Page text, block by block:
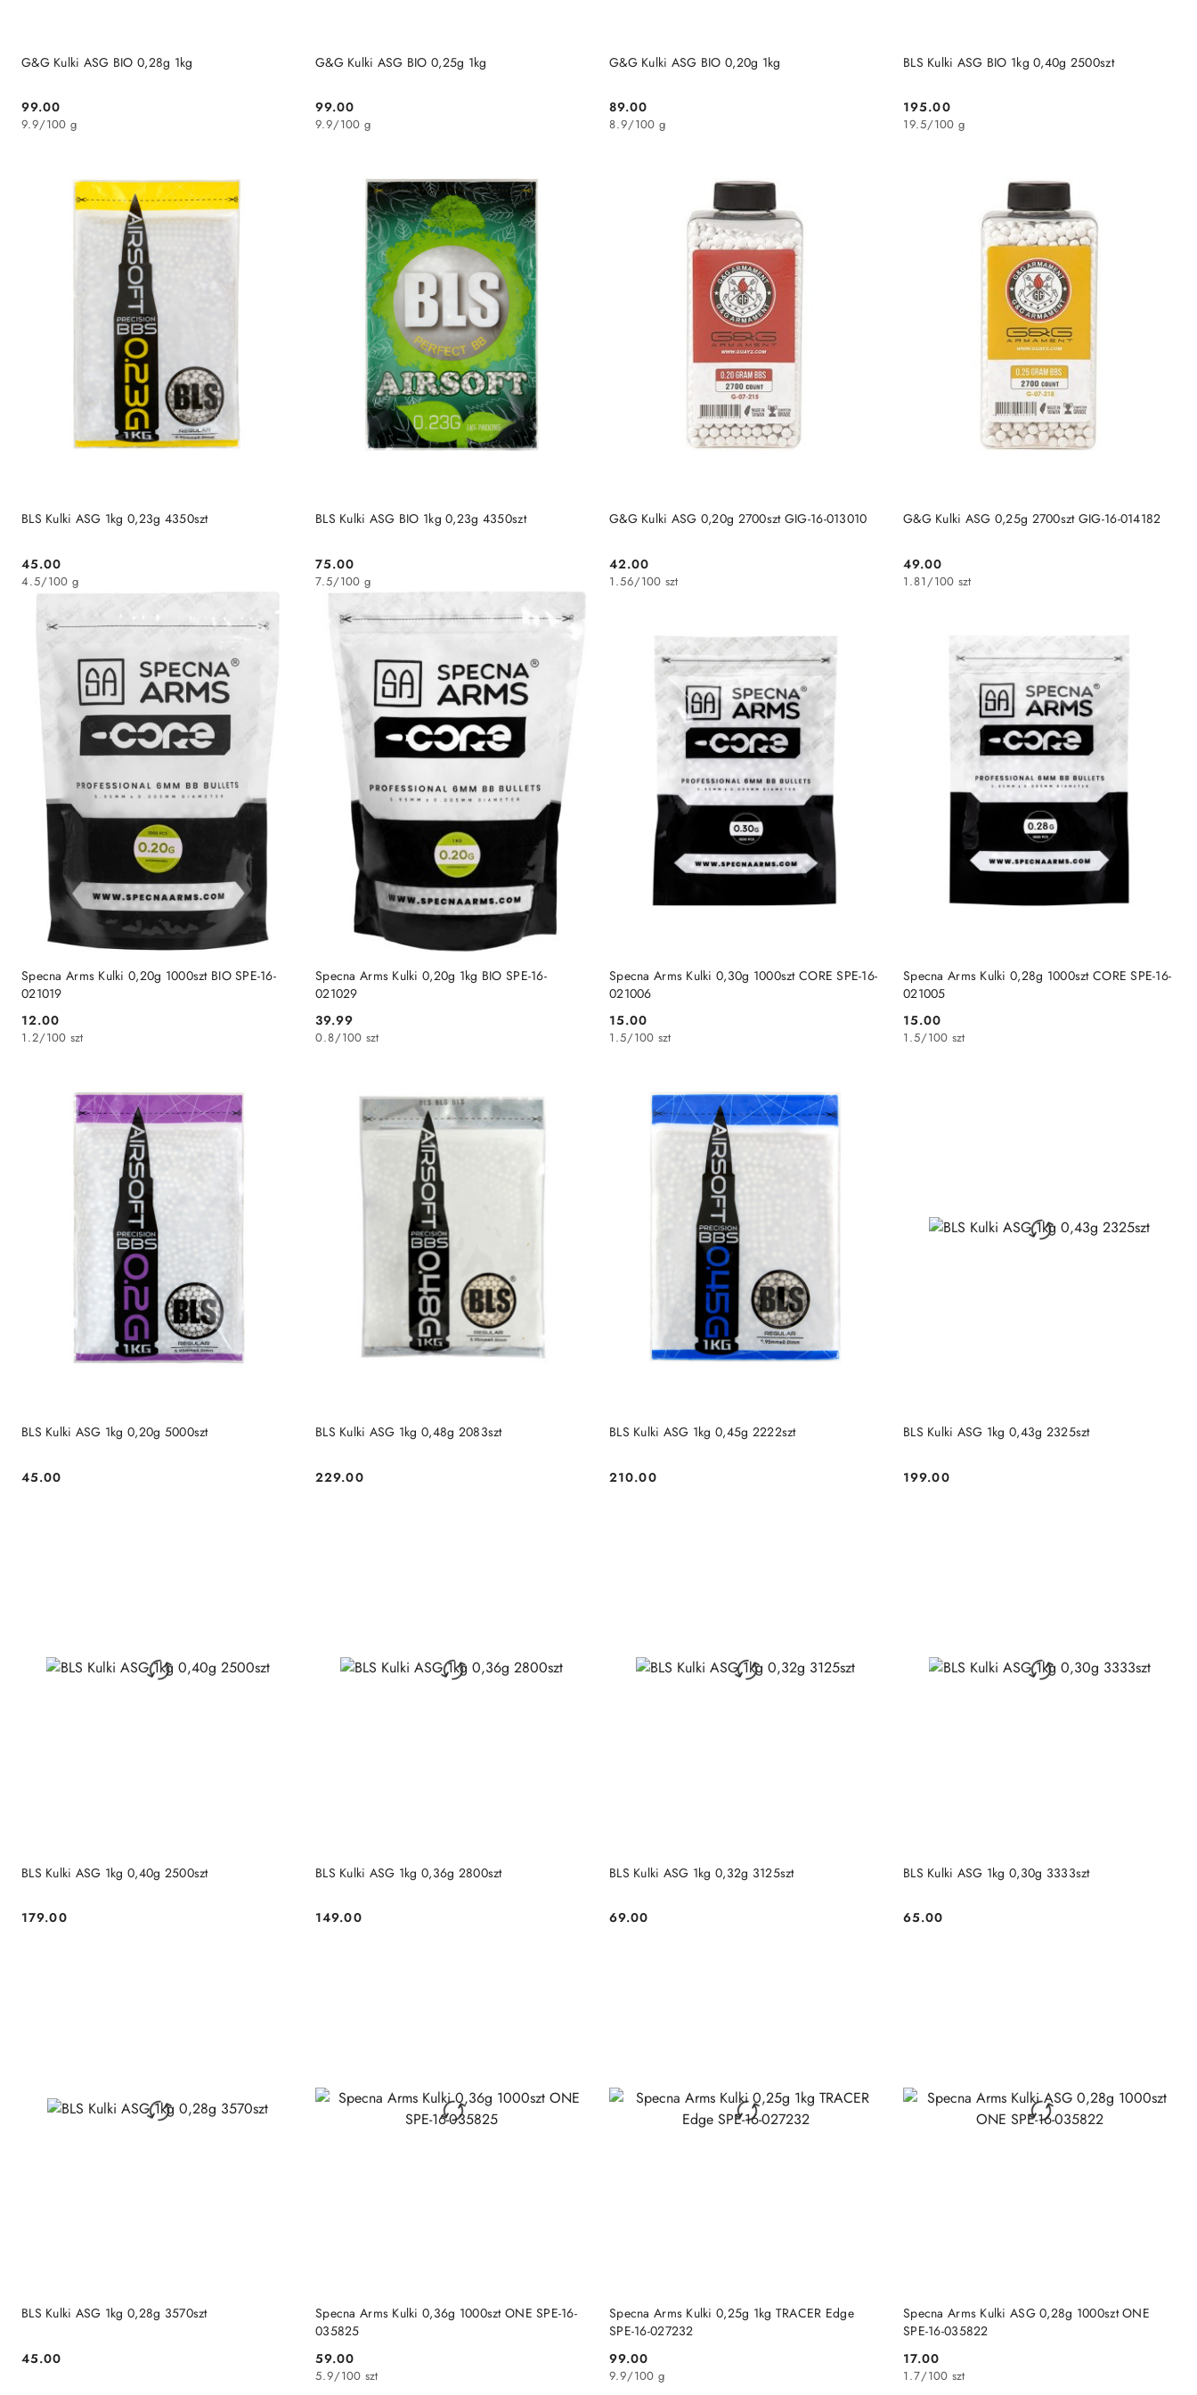
G&G Kulki ASG BIO 0,28g 1kg
Cena:
99.00
9.9/100 g
DO KOSZYKA G&G Kulki ASG BIO 0,25g 1kg
Cena:
99.00
9.9/100 g
DO KOSZYKA G&G Kulki ASG BIO 0,20g 1kg
Cena:
89.00
8.9/100 g
DO KOSZYKA BLS Kulki ASG BIO 1kg 0,40g 2500szt
Cena:
195.00
19.5/100 g
DO KOSZYKA
BLS Kulki ASG 1kg 0,23g 4350szt
Cena:
45.00
4.5/100 g
DO KOSZYKA BLS Kulki ASG BIO 1kg 0,23g 4350szt
Cena:
75.00
7.5/100 g
DO KOSZYKA G&G Kulki ASG 0,20g 2700szt GIG-16-013010
Cena:
42.00
1.56/100 szt
DO KOSZYKA G&G Kulki ASG 0,25g 2700szt GIG-16-014182
Cena:
49.00
1.81/100 szt
DO KOSZYKA
Specna Arms Kulki 0,20g 1000szt BIO SPE-16-
021019
Cena:
12.00
1.2/100 szt
DO KOSZYKA
Specna Arms Kulki 0,20g 1kg BIO SPE-16-
021029
Cena:
39.99
0.8/100 szt
DO KOSZYKA
Specna Arms Kulki 0,30g 1000szt CORE SPE-16-
021006
Cena:
15.00
1.5/100 szt
PRODUKT NIEDOSTĘPNY
Specna Arms Kulki 0,28g 1000szt CORE SPE-16-
021005
Cena:
15.00
1.5/100 szt
PRODUKT NIEDOSTĘPNY
BLS Kulki ASG 1kg 0,20g 5000szt
Cena:
45.00
PRODUKT NIEDOSTĘPNY BLS Kulki ASG 1kg 0,48g 2083szt
Cena:
229.00
PRODUKT NIEDOSTĘPNY BLS Kulki ASG 1kg 0,45g 2222szt
Cena:
210.00
PRODUKT NIEDOSTĘPNY BLS Kulki ASG 1kg 0,43g 2325szt
Cena:
199.00
PRODUKT NIEDOSTĘPNY
BLS Kulki ASG 1kg 0,40g 2500szt
Cena:
179.00
PRODUKT NIEDOSTĘPNY BLS Kulki ASG 1kg 0,36g 2800szt
Cena:
149.00
PRODUKT NIEDOSTĘPNY BLS Kulki ASG 1kg 0,32g 3125szt
Cena:
69.00
PRODUKT NIEDOSTĘPNY BLS Kulki ASG 1kg 0,30g 3333szt
Cena:
65.00
PRODUKT NIEDOSTĘPNY
BLS Kulki ASG 1kg 0,28g 3570szt
Cena:
45.00
PRODUKT NIEDOSTĘPNY
Specna Arms Kulki 0,36g 1000szt ONE SPE-16-
035825
Cena:
59.00
5.9/100 szt
PRODUKT NIEDOSTĘPNY
Specna Arms Kulki 0,25g 1kg TRACER Edge
SPE-16-027232
Cena:
99.00
9.9/100 g
PRODUKT NIEDOSTĘPNY
Specna Arms Kulki ASG 0,28g 1000szt ONE
SPE-16-035822
Cena:
17.00
1.7/100 szt
PRODUKT NIEDOSTĘPNY